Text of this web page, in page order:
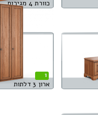
כוורת 4 מגירות
1
ארון 3 דלתות